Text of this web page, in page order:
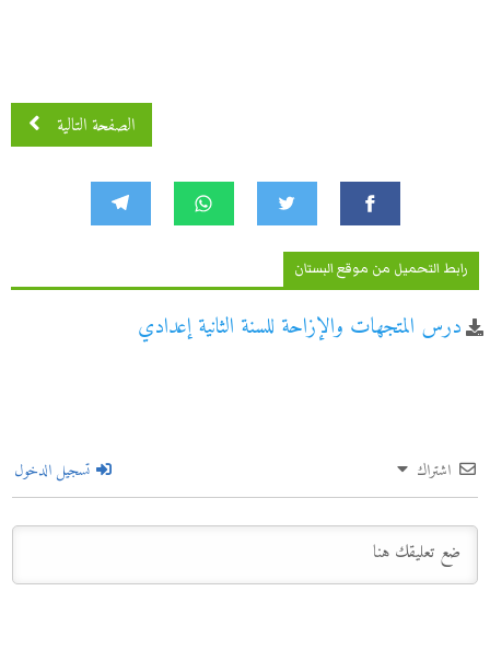
الصفحة التالية
رابط التحميل من موقع البستان
درس المتجهات والإزاحة للسنة الثانية إعدادي
اشتراك تسجيل الدخول